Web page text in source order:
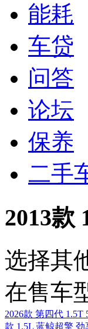
能耗
车贷
问答
论坛
保养
二手
2013款
选择其
在售车
2026款 第四代 1.5T
款 1.5L 蓝鲸超擎 劲